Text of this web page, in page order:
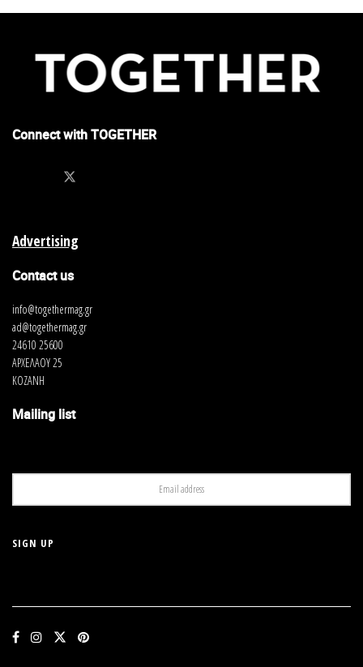
Connect with TOGETHER
Advertising
Contact us
info@togethermag.gr
ad@togethermag.gr
24610 25600
ΑΡΧΕΛΑΟΥ 25
ΚΟΖΑΝΗ
Mailing list